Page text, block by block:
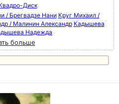
Диск
/ Брегвадзе Нани Круг Михаил /
/ Малинин Александр Кадышева
Надежда
больше